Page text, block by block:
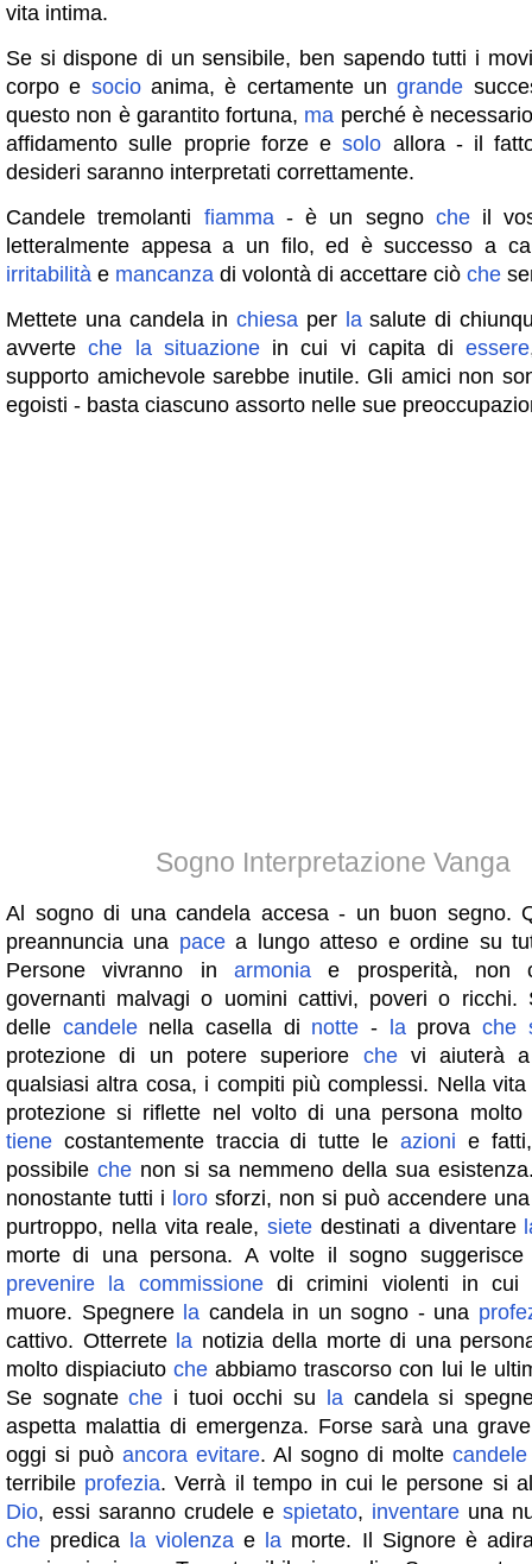
vita intima.
Se si dispone di un sensibile, ben sapendo tutti i
corpo e socioanima, è certamente ungrande
questo non è garantito fortuna, ma perché è
affidamento sulle proprie forze esolo allora - il
desideri saranno interpretati correttamente.
Candele tremolanti fiamma- è un segno cheil
letteralmente appesa a un filo, ed è successo a
irritabilità e mancanza di volontà di accettare ciò che
Mettete una candela in chiesa per lasalute di
avverteche la situazionein cui vi capita diessere
supporto amichevole sarebbe inutile. Gli amici non
egoisti - basta ciascuno assorto nelle sue
Sogno Interpretazione Vanga
Al sogno di una candela accesa - un buon segno.
preannuncia una pacea lungo atteso e ordine su
Persone vivranno in armonia e prosperità, non
governanti malvagi o uomini cattivi, poveri o ricchi.
delle candelenella casella di notte - laprovache
protezione di un potere superiore chevi aiuterà a
qualsiasi altra cosa, i compiti più complessi. Nella
protezione si riflette nel volto di una persona
tiene costantemente traccia di tutte le azioni e
possibile che non si sa nemmeno della sua
nonostante tutti i loro sforzi, non si può accendere
purtroppo, nella vita reale,siete destinati a diventare
morte di una persona. A volte il sogno
prevenire
la commissionedi crimini violenti in cui
muore. Spegnere la candela in un sogno - una
cattivo. Otterrete la notizia della morte di una
molto dispiaciutoche abbiamo trascorso con lui le
Se sognateche i tuoi occhi su lacandela si
aspetta malattia di emergenza. Forse sarà una
oggi si può ancora evitare. Al sogno di molte candele
terribile profezia. Verrà il tempo in cui le persone si
Dio, essi saranno crudele e spietato, inventare una
che predica la violenza e la morte. Il Signore è